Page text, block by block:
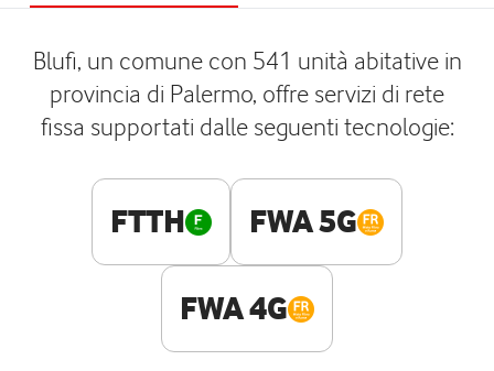
Blufi, un comune con 541 unità abitative in
provincia di Palermo, offre servizi di rete
fissa supportati dalle seguenti tecnologie:
FTTH FWA 5G
FWA 4G